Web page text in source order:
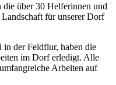
die über 30 Helferinnen und
für unserer Dorf
der Feldflur, haben die
im Dorf erledigt. Alle
Arbeiten auf